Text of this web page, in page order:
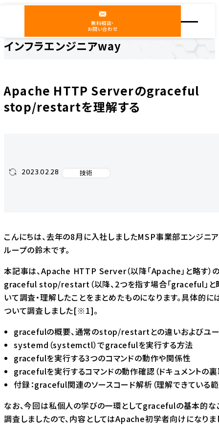
無料相談・
お問い合わせ
インフラエンジニアway
Apache HTTP Serverのgraceful
stop/restartを理解する
2023.02.28 技術
こんにちは、去年の8月に入社しましたMSP事業部エンジニ
ループの鈴木です。
本記事は、Apache HTTP Server（以降「Apache」と略す）
graceful stop/restart（以降、2つを指す場合「graceful」と
いて調査・理解したことをまとめたものになります。具体的に
ついて調査しました[※1]。
gracefulの概要、通常のstop/restartとの違いおよびユ
systemd（systemctl）でgracefulを実行する方法
gracefulを実行する3つのコマンドの動作や関係性
gracefulを実行するコマンドの動作確認（ドキュメントの裏
付録：graceful関連のソースコード解析（理解できている
なお、今回は私個人の学びの一環としてgracefulの基本的な
調査しましたので、内容としてはApache初学者向けになりま